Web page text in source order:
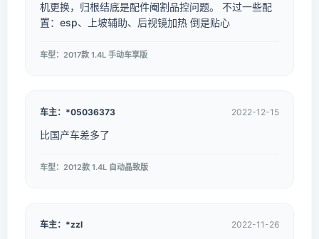
机更换，归根结底是配件阉割品控问题。 不过一些配
置：esp、上坡辅助、后视镜加热 倒是贴心
车型：2017款 1.4L 手动车享版
车主：*05036373 2022-12-15
比国产车差多了
车型：2012款 1.4L 自动晶致版
车主：*zzl 2022-11-26